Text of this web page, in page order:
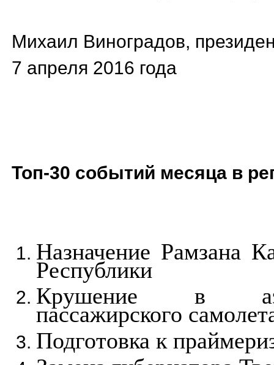
Михаил Виноградов,
7 апреля 2016 года
Топ-30 событий месяца в
Назначение Рамзана
Республики
Крушение в
пассажирского
Подготовка к